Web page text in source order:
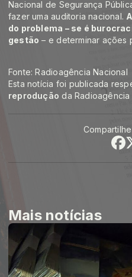
Nacional de Segurança
fazer uma auditoria nacional.
do problema – se é
gestão – e determinar ações
Fonte: Radioagência Nacional
Esta notícia foi publicada
reprodução da Radioagência
Mais notícias